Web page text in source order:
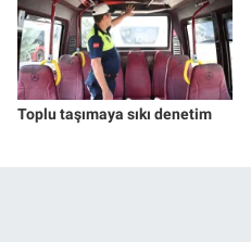
Toplu taşımaya sıkı denetim